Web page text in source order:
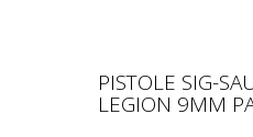
PISTOLE SIG-
LEGION 9MM